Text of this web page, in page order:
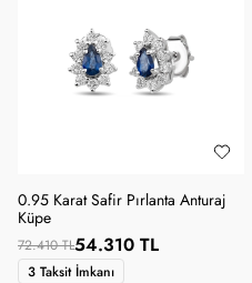
0.95 Karat Safir Pırlanta Anturaj
Küpe
72.410 TL54.310 TL
3 Taksit İmkanı